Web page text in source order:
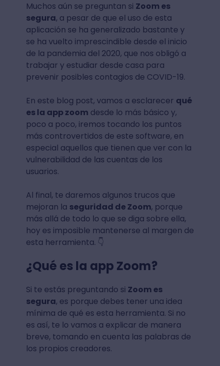
Muchos aún se preguntan si Zoom es
segura, a pesar de que el uso de esta
aplicación se ha generalizado bastante y
se ha vuelto imprescindible desde el inicio
de la pandemia del 2020, que nos obligó a
trabajar y estudiar desde casa para
prevenir posibles contagios de COVID-19.
En este blog post, vamos a esclarecer qué
es la app zoom desde lo más básico y,
poco a poco, iremos tocando los puntos
más controvertidos de este software, en
especial aquellos que tienen que ver con la
vulnerabilidad de las cuentas de los
usuarios.
Al final, te daremos algunos trucos que
mejoran la seguridad de Zoom, porque
más allá de todo lo que se diga sobre ella,
hoy es imposible mantenerse al margen de
esta herramienta. 👇
¿Qué es la app Zoom?
Si te estás preguntando si Zoom es
segura, es porque debes tener una idea
mínima de qué es esta herramienta. Si no
es así, te lo vamos a explicar de manera
breve, tomando en cuenta las palabras de
los propios creadores.